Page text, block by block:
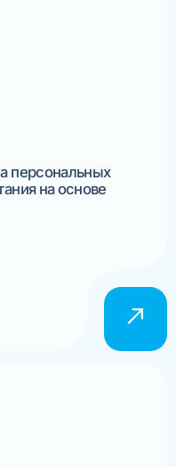
персональных
на основе